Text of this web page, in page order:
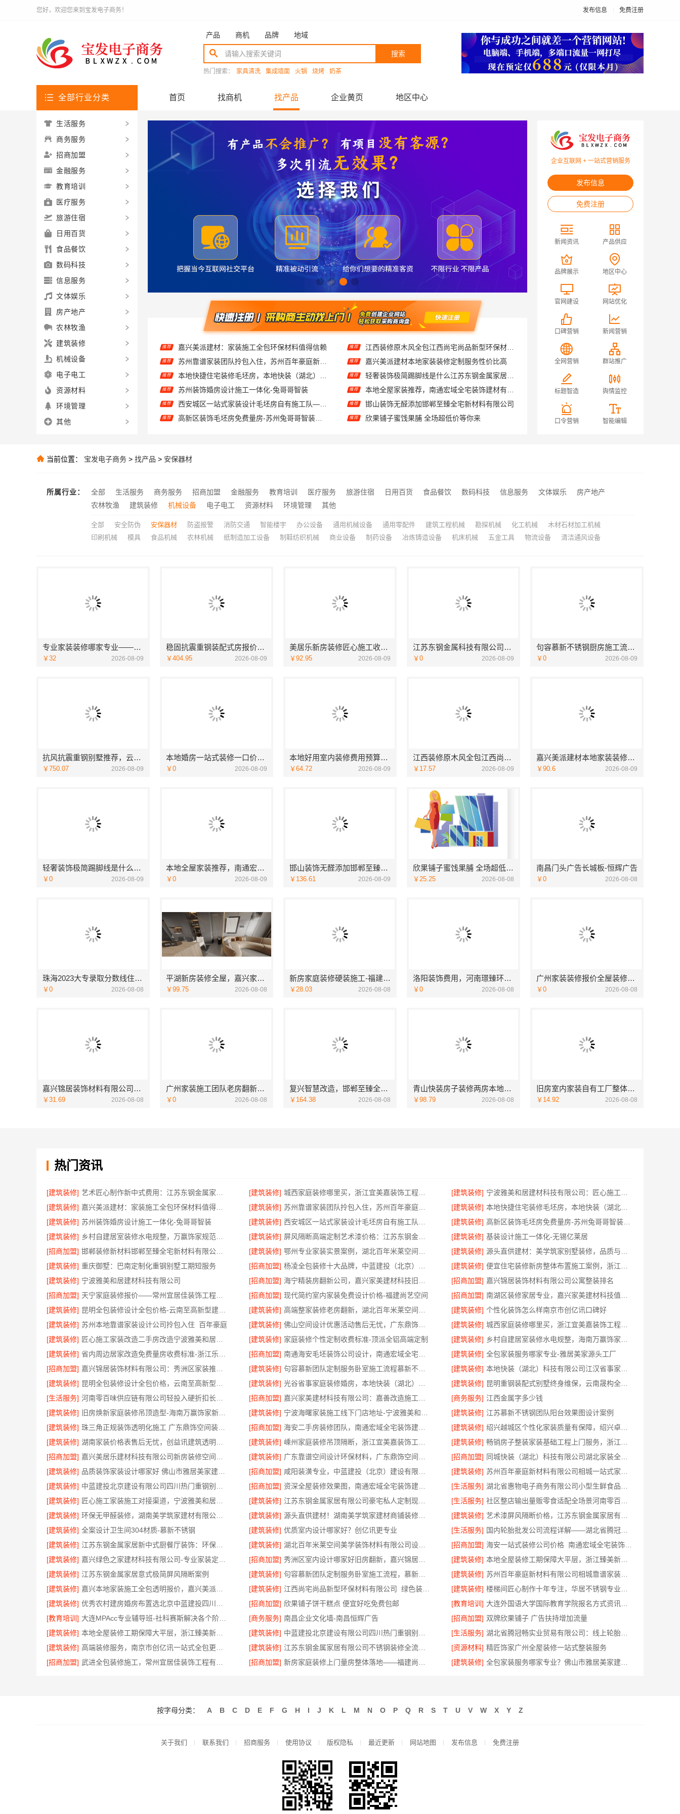
您好，欢迎您来到宝发电子商务！ 发布信息 免费注册
产品 商机 品牌 地域
搜索
热门搜索： 家具清洗 集成墙面 火锅 烧烤 奶茶
全部行业分类 首页 找商机 找产品 企业黄页 地区中心
推荐 苏州靠谱家装团队拎包入住，苏州百年豪庭新材料
推荐 本地快捷住宅装修毛坯房，本地快装（湖北）科技闪电交付
推荐 苏州装饰婚房设计施工一体化-兔哥哥智装
推荐
推荐 高新区装饰毛坯房免费量房-苏州兔哥哥智装新材料
推荐 本地全屋定制简欧套餐-江西尚宅尚品一站式省心装修
推荐
推荐 宁波雅美和居建材科技有限公司：匠心施工家装改造二手房改造
推荐 嘉兴美派建材：家装施工全包环保材料值得信赖
推荐 嘉兴美派建材本地家装装修定制服务性价比高
推荐
推荐 本地全屋家装推荐，南通宏域全宅装饰建材有限公司
推荐 邯山装饰无醛添加邯郸至臻全宅新材料有限公司
推荐 欣果铺子蜜饯果脯 全场超低价等你来
推荐 美居乐新房装修匠心施工收费多少
推荐 本地好用室内装修费用预算江西圣匠新型环保材料有限公司
企业互联网 + 一站式营销服务
发布信息
免费注册
新闻资讯 产品供应
品牌展示 地区中心
官网建设 网站优化
口碑营销 新闻营销
全网营销 群站推广
标题智造 舆情监控
口令营销 智能编辑
生活服务
商务服务
招商加盟
金融服务
教育培训
医疗服务
旅游住宿
日用百货
食品餐饮
数码科技
信息服务
文体娱乐
房产地产
农林牧渔
建筑装修
机械设备
电子电工
资源材料
环境管理
其他
当前位置： 宝发电子商务 > 找产品 > 安保器材
所属行业： 全部 生活服务 商务服务 招商加盟 金融服务 教育培训 医疗服务 旅游住宿 日用百货 食品餐饮 数码科技 信息服务 文体娱乐
房产地产
农林牧渔
建筑装修 机械设备 电子电工 资源材料 环境管理 其他
全部 安全防伪 安保器材 防盗报警 消防交通 智能楼宇 办公设备 通用机械设备 通用零配件 建筑工程机械 勘探机械 化工机械
木材石材加工机械
印刷机械
模具 食品机械 农林机械 纸制造加工设备 制鞋纺织机械 商业设备 制药设备 冶炼铸造设备 机床机械 五金工具 物流设备 清洁通风设备
专业家装装修哪家专业——佛山市雅居美家建筑装饰工程有限公司
￥32 2026-08-09
稳固抗震重钢装配式房报价，云南晟构建筑建材有限公司透明公开
￥404.95 2026-08-09
美居乐新房装修匠心施工收费多少
￥92.95 2026-08-09
江苏东钢金属科技有限公司不锈钢衣柜定制工厂联系电话
￥0 2026-08-09
句容慕新不锈钢厨房施工流程全解析
￥0 2026-08-09
抗风抗震重钢别墅推荐，云南晟构建筑建材有限公司品质之选
￥750.07 2026-08-09
本地婚房一站式装修一口价，同城快装工期保障
￥0 2026-08-09
本地好用室内装修费用预算江西圣匠新型环保材料有限公司
￥64.72 2026-08-09
江西装修原木风全包江西尚宅尚品新型环保材料有限公司
￥17.57 2026-08-09
嘉兴美派建材本地家装装修定制服务性价比高
￥90.6 2026-08-09
轻奢装饰极简踢脚线是什么江苏东钢金属家居有限公司
￥0 2026-08-09
本地全屋家装推荐，南通宏域全宅装饰建材有限公司
￥0 2026-08-09
邯山装饰无醛添加邯郸至臻全宅新材料有限公司
￥136.61 2026-08-09
欣果铺子蜜饯果脯 全场超低价等你来
￥25.25 2026-08-08
南昌门头广告长城板-恒辉广告
￥0 2026-08-08
珠海2023大专录取分数线住宿环境-北京理工大学珠海学院继续教育学院
￥0 2026-08-08
平湖新房装修全屋，嘉兴家美建材科技一站式服务
￥99.75 2026-08-08
新房家庭装修硬装施工-福建尚艺空间新材料科技有限公司
￥28.03 2026-08-08
洛阳装饰费用，河南璟臻环保建材有限公司报价透明
￥0 2026-08-08
广州家装装修报价全屋装修精匠饰家
￥0 2026-08-08
嘉兴锦居装饰材料有限公司：桐乡市室内设计公司旧房翻新
￥31.69 2026-08-08
广州家装施工团队老房翻新精匠饰家更省心
￥0 2026-08-08
复兴智慧改造，邯郸至臻全宅新材料有限公司数字化全案
￥164.38 2026-08-08
青山快装房子装修两房本地快装
￥98.79 2026-08-08
旧房室内家装自有工厂整体落地福建尚艺空间新材料科技有限公司
￥14.92 2026-08-08
热门资讯
[建筑装修] [建筑装修] [建筑装修]
[建筑装修]
[建筑装修] [建筑装修]
[建筑装修] 苏州装饰婚房设计施工一体化-兔哥哥智装 [建筑装修] [建筑装修]
[建筑装修]
[建筑装修] [建筑装修] 基装设计施工一体化-无锡亿莱居
[招商加盟]
[建筑装修] [建筑装修]
[建筑装修] 重庆御墅：巴南定制化重钢别墅工期短服务 [招商加盟] [建筑装修]
[建筑装修] 宁波雅美和居建材科技有限公司 [招商加盟] [招商加盟] 嘉兴锦居装饰材料有限公司公寓整装排名
[招商加盟]
[招商加盟] 现代简约室内家装免费设计价格-福建尚艺空间 [招商加盟]
[建筑装修]
[建筑装修] [建筑装修] 个性化装饰怎么样南京市创亿讯口碑好
[建筑装修] 苏州本地靠谱家装设计公司拎包入住_百年豪庭 [建筑装修] [建筑装修]
[建筑装修]
[建筑装修] 家庭装修个性定制收费标准-顶派全铝高端定制 [建筑装修]
[建筑装修]
[招商加盟] [建筑装修] 全包家装服务哪家专业-雅居美家源头工厂
[招商加盟]
[建筑装修] [建筑装修]
[建筑装修]
[建筑装修] [建筑装修]
[生活服务]
[招商加盟] [商务服务] 江西金属字多少钱
[建筑装修]
[建筑装修] [建筑装修] 江苏慕新不锈钢团队阳台效果图设计案例
[建筑装修]
[招商加盟] [建筑装修]
[建筑装修]
[建筑装修] [建筑装修]
[招商加盟]
[建筑装修] [招商加盟]
[建筑装修]
[招商加盟] [建筑装修]
[建筑装修]
[招商加盟] [生活服务]
[建筑装修]
[建筑装修] [生活服务]
[建筑装修]
[建筑装修] [建筑装修]
[建筑装修] 全案设计卫生间304材质-慕新不锈钢 [建筑装修] 优质室内设计哪家好？创亿讯更专业 [生活服务]
[建筑装修]
[建筑装修] [招商加盟]
[建筑装修]
[招商加盟] [建筑装修]
[建筑装修] 江苏东钢金属家居意式极简屏风隔断案例 [建筑装修] [建筑装修]
[建筑装修]
[建筑装修] [建筑装修]
[建筑装修]
[招商加盟] 欣果铺子饼干糕点 便宜好吃免费包邮 [教育培训]
[教育培训]
[商务服务] 南昌企业文化墙-南昌恒辉广告 [招商加盟] 双牌欣果铺子 广告扶持增加流量
[建筑装修]
[建筑装修] [生活服务]
[建筑装修]
[建筑装修] [资源材料] 精匠饰家广州全屋装修一站式整装服务
[招商加盟]
[招商加盟] [建筑装修]
按字母分类： A B C D E F G H I J K L M N O P Q R S T U V W X Y Z
关于我们 联系我们 招商服务 使用协议 版权隐私 最近更新 网站地图 发布信息 免费注册